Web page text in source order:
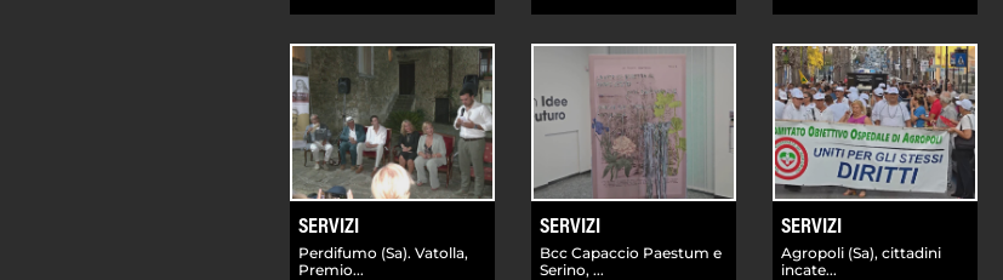
SERVIZI
Perdifumo (Sa). Vatolla,
Premio...
SERVIZI
Bcc Capaccio Paestum e
Serino, ...
SERVIZI
Agropoli (Sa), cittadini
incate...